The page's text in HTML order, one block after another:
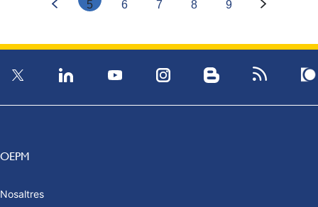
5 6 7 8 9
OEPM
Nosaltres